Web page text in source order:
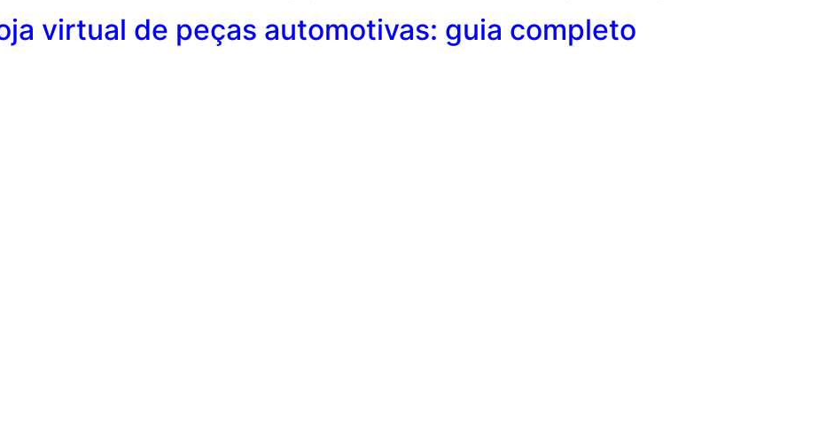
virtual de peças automotivas: guia completo